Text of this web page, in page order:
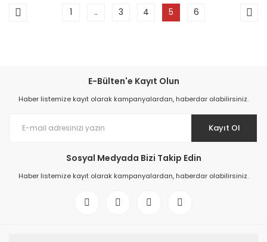
1 .. 3 4 5 6
E-Bülten'e Kayıt Olun
Haber listemize kayıt olarak kampanyalardan, haberdar olabilirsiniz.
Kayıt Ol
Sosyal Medyada Bizi Takip Edin
Haber listemize kayıt olarak kampanyalardan, haberdar olabilirsiniz.